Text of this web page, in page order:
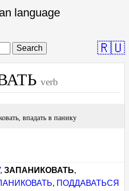
language
Search 🇷🇺
verb
впадать в панику
, ЗАПАНИКОВАТЬ,
, ПОДДАВАТЬСЯ